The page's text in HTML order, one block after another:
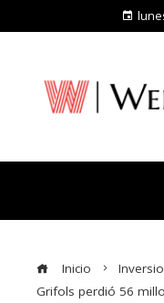
Inicio
Grifols perdió 56